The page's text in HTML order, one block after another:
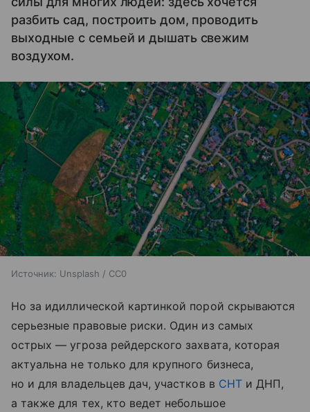
разбить сад, построить дом, проводить
выходные с семьей и дышать свежим
воздухом.
Источник: Unsplash / CC0
Но за идиллической картинкой порой скрываются
серьезные правовые риски. Один из самых
острых — угроза рейдерского захвата, которая
актуальна не только для крупного бизнеса,
но и для владельцев дач, участков в СНТи ДНП,
а также для тех, кто ведет небольшое